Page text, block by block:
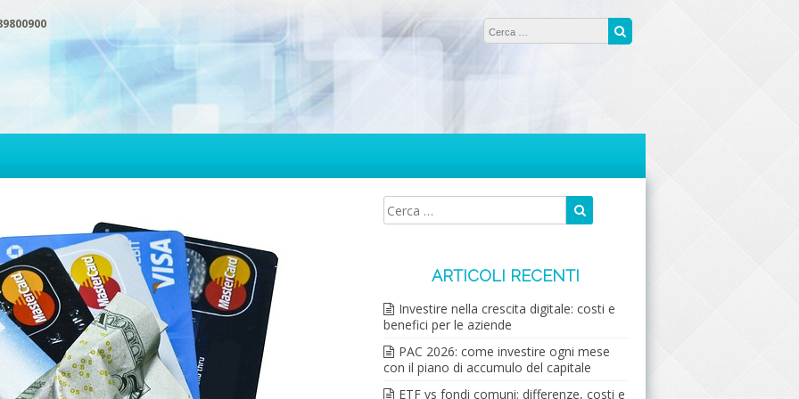
ARTICOLI RECENTI
Investire nella crescita digitale: costi e
benefici per le aziende
PAC 2026: come investire ogni mese
con il piano di accumulo del capitale
ETF vs fondi comuni: differenze, costi e